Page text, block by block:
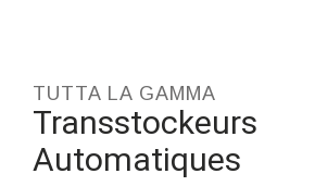
TUTTA LA GAMMA
Transstockeurs
Automatiques